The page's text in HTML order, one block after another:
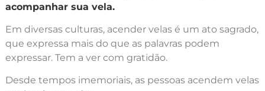
acompanhar sua vela.
Em diversas culturas, acender velas é um ato sagrado,
que expressa mais do que as palavras podem
expressar. Tem a ver com gratidão.
Desde tempos imemoriais, as pessoas acendem velas